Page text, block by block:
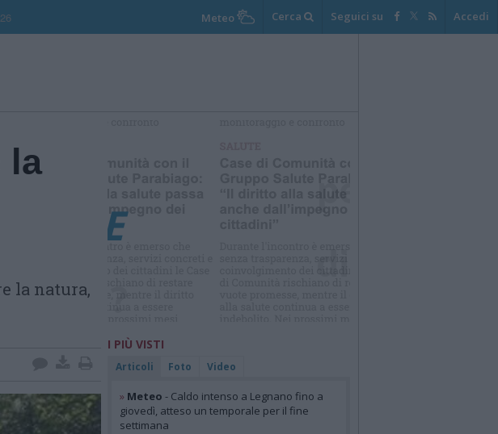
Meteo Cerca Seguici su Accedi
la
la natura,
I PIÙ VISTI
Articoli Foto Video
» Meteo - Caldo intenso a Legnano fino a
giovedì, atteso un temporale per il fine
settimana